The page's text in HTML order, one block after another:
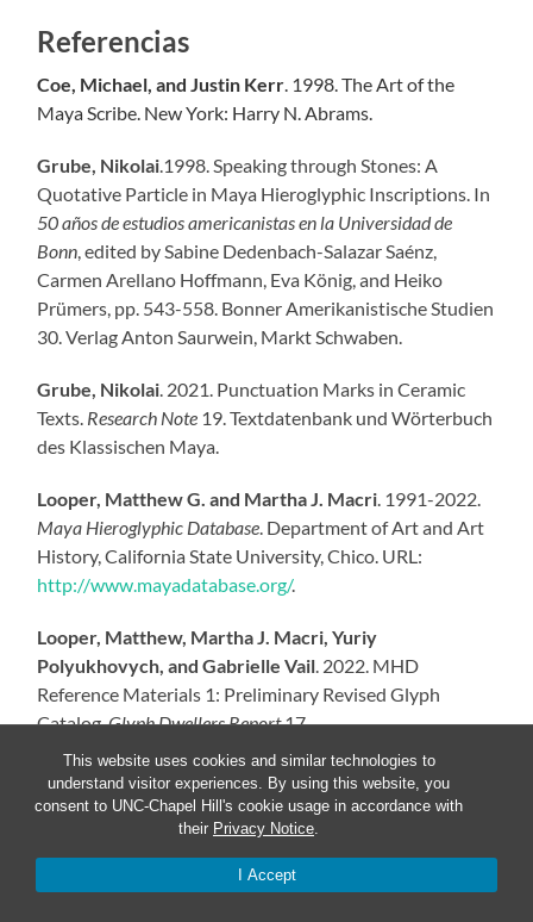
This website uses cookies and similar technologies to
understand visitor experiences. By using this website, you
consent to UNC-Chapel Hill's cookie usage in accordance with
their Privacy Notice.
I Accept
Referencias
Coe, Michael, and Justin Kerr. 1998. The Art of the
Maya Scribe. New York: Harry N. Abrams.
Grube, Nikolai.1998. Speaking through Stones: A
Quotative Particle in Maya Hieroglyphic Inscriptions. In
50 años de estudios americanistas en la Universidad de
Bonn, edited by Sabine Dedenbach-Salazar Saénz,
Carmen Arellano Hoffmann, Eva König, and Heiko
Prümers, pp. 543-558. Bonner Amerikanistische Studien
30. Verlag Anton Saurwein, Markt Schwaben.
Grube, Nikolai. 2021. Punctuation Marks in Ceramic
Texts. Research Note 19. Textdatenbank und Wörterbuch
des Klassischen Maya.
Looper, Matthew G. and Martha J. Macri. 1991-2022.
Maya Hieroglyphic Database. Department of Art and Art
History, California State University, Chico. URL:
http://www.mayadatabase.org/.
Looper, Matthew, Martha J. Macri, Yuriy
Polyukhovych, and Gabrielle Vail. 2022. MHD
Reference Materials 1: Preliminary Revised Glyph
Catalog.Glyph Dwellers Report17.
http://glyphdwellers.com/pdf/R71.pdf
MacLeod, Barbara. 1990.Deciphering the Primary
Standard Sequence. Unpublished Ph.D. dissertation.
University of Texas at Austin.